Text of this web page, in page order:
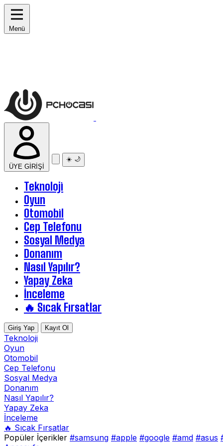
Menü
ÜYE GİRİŞİ
☀️ 🌙
Teknoloji
Oyun
Otomobil
Cep Telefonu
Sosyal Medya
Donanım
Nasıl Yapılır?
Yapay Zeka
İnceleme
🔥 Sıcak Fırsatlar
Giriş Yap Kayıt Ol
Teknoloji
Oyun
Otomobil
Cep Telefonu
Sosyal Medya
Donanım
Nasıl Yapılır?
Yapay Zeka
İnceleme
🔥 Sıcak Fırsatlar
Popüler İçerikler #samsung #apple #google #amd #asus